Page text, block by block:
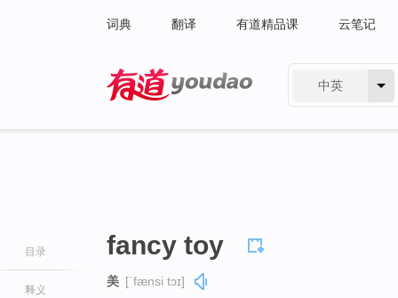
词典 翻译 有道精品课 云笔记
中英
目录
释义
fancy toy
美 [ˈfænsi tɔɪ]